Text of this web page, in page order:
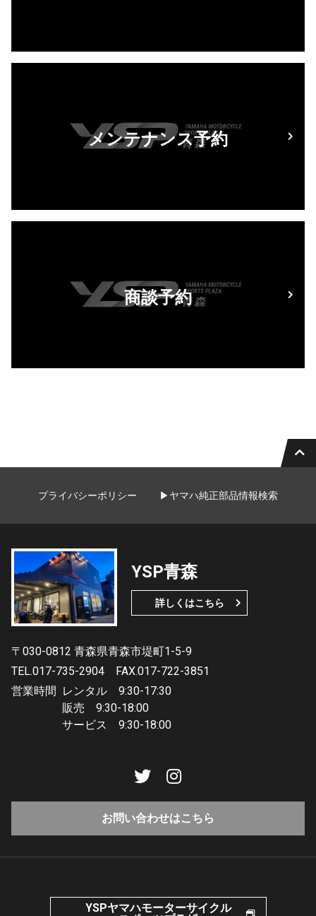
メンテナンス予約
商談予約
プライバシーポリシー ▶ヤマハ純正部品情報検索
YSP青森
詳しくはこちら
〒030-0812 青森県青森市堤町1-5-9
TEL.017-735-2904
FAX.017-722-3851
営業時間 レンタル 9:30-17:30
販売 9:30-18:00
サービス 9:30-18:00
お問い合わせはこちら
YSPヤマハモーターサイクル